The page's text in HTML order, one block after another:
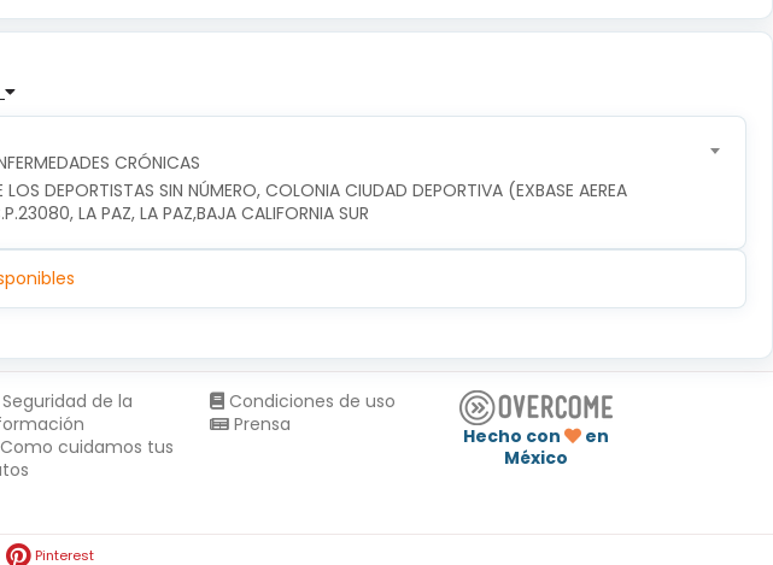
CRÓNICAS
LOS DEPORTISTAS SIN NÚMERO, COLONIA CIUDAD DEPORTIVA (EXBASE AEREA
LA PAZ, LA PAZ,BAJA CALIFORNIA SUR
Seguridad de la
cuidamos tus
Condiciones de uso
Prensa
Hecho con
en
México
Pinterest